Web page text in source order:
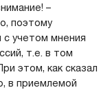
–
поэтому
учетом мнения
т.е. в том
этом, как сказал
в приемлемой